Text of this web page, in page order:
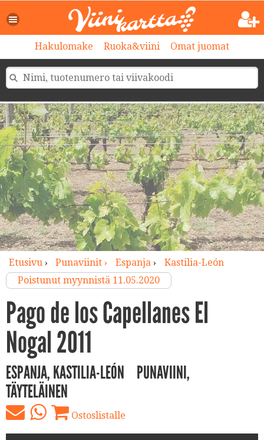
Hakulomake Ruoka&viini Omat juomat
Etusivu› Punaviinit › Espanja›
Kastilia-León
Poistunut myynnistä 11.05.2020
Pago de los Capellanes El
Nogal 2011
ESPANJA, KASTILIA-LEÓN
PUNAVIINI,
TÄYTELÄINEN
Ostoslistalle